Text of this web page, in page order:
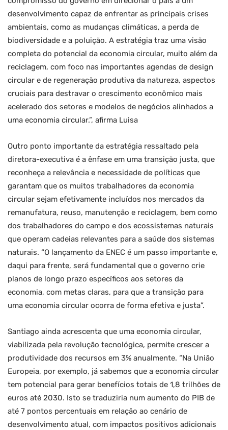
desenvolvimento capaz de enfrentar as principais crises
ambientais, como as mudanças climáticas, a perda de
biodiversidade e a poluição. A estratégia traz uma visão
completa do potencial da economia circular, muito além da
reciclagem, com foco nas importantes agendas de design
circular e de regeneração produtiva da natureza, aspectos
cruciais para destravar o crescimento econômico mais
acelerado dos setores e modelos de negócios alinhados a
uma economia circular.”, afirma Luisa
Outro ponto importante da estratégia ressaltado pela
diretora-executiva é a ênfase em uma transição justa, que
reconheça a relevância e necessidade de políticas que
garantam que os muitos trabalhadores da economia
circular sejam efetivamente incluídos nos mercados da
remanufatura, reuso, manutenção e reciclagem, bem como
dos trabalhadores do campo e dos ecossistemas naturais
que operam cadeias relevantes para a saúde dos sistemas
naturais. “O lançamento da ENEC é um passo importante e,
daqui para frente, será fundamental que o governo crie
planos de longo prazo específicos aos setores da
economia, com metas claras, para que a transição para
uma economia circular ocorra de forma efetiva e justa”.
Santiago ainda acrescenta que uma economia circular,
viabilizada pela revolução tecnológica, permite crescer a
produtividade dos recursos em 3% anualmente. “Na União
Europeia, por exemplo, já sabemos que a economia circular
tem potencial para gerar benefícios totais de 1,8 trilhões de
euros até 2030. Isto se traduziria num aumento do PIB de
até 7 pontos percentuais em relação ao cenário de
desenvolvimento atual, com impactos positivos adicionais